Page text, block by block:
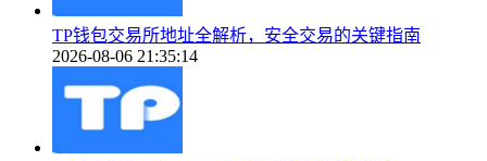
TP钱包交易所地址全解析，安全交易的关键指南
2026-08-06 21:35:14